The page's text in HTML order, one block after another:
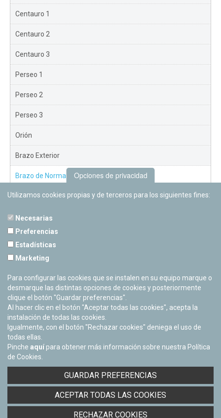
Centauro 1
Centauro 2
Centauro 3
Perseo 1
Perseo 2
Perseo 3
Orión
Brazo Exterior
Brazo de Norma
Nuevo Exterior
Cerrado Temporalmente
Facebook
Twitter
Youtube
Flickr
Política de privacidad y Aviso legal
Derecho de acceso a información pública
Opciones de privacidad
Utilizamos cookies propias y de terceros para los siguientes fines:
Necesarias
Preferencias
Estadísticas
Marketing
Para configurar las cookies que se instalen en su equipo marque o
desmarque las distintas opciones de cookies y posteriormente
clique el botón "Guardar preferencias".
Al hacer clic en el botón "Aceptar todas las cookies", acepta la
instalación de todas las cookies.
Igualmente, con el botón "Rechazar cookies" deniega el uso de
todas ellas.
Pinche aquí para obtener más información sobre nuestra Política
de Cookies.
GUARDAR PREFERENCIAS
ACEPTAR TODAS LAS COOKIES
RECHAZAR COOKIES